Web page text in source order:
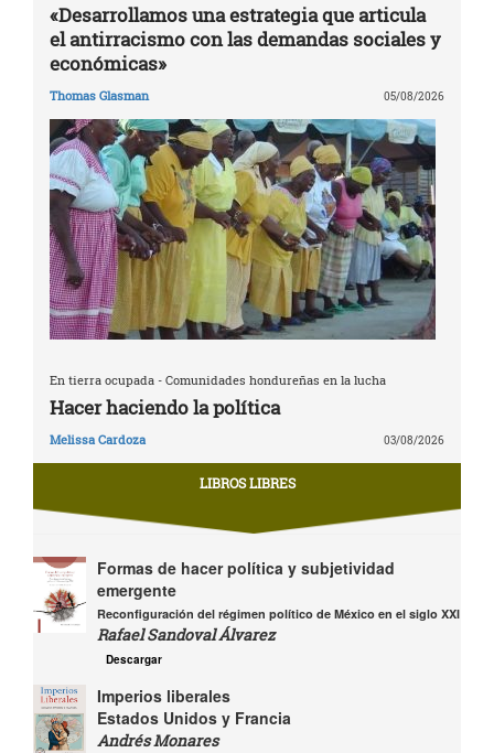
«Desarrollamos una estrategia que articula
el antirracismo con las demandas sociales y
económicas»
Thomas Glasman 05/08/2026
En tierra ocupada - Comunidades hondureñas en la lucha
Hacer haciendo la política
Melissa Cardoza 03/08/2026
LIBROS LIBRES
Formas de hacer política y subjetividad
emergente
Reconfiguración del régimen político de México en el siglo XXI
Rafael Sandoval Álvarez
Descargar
Imperios liberales
Estados Unidos y Francia
Andrés Monares